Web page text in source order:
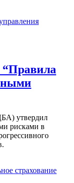
“Правила
утвердил
рисками в